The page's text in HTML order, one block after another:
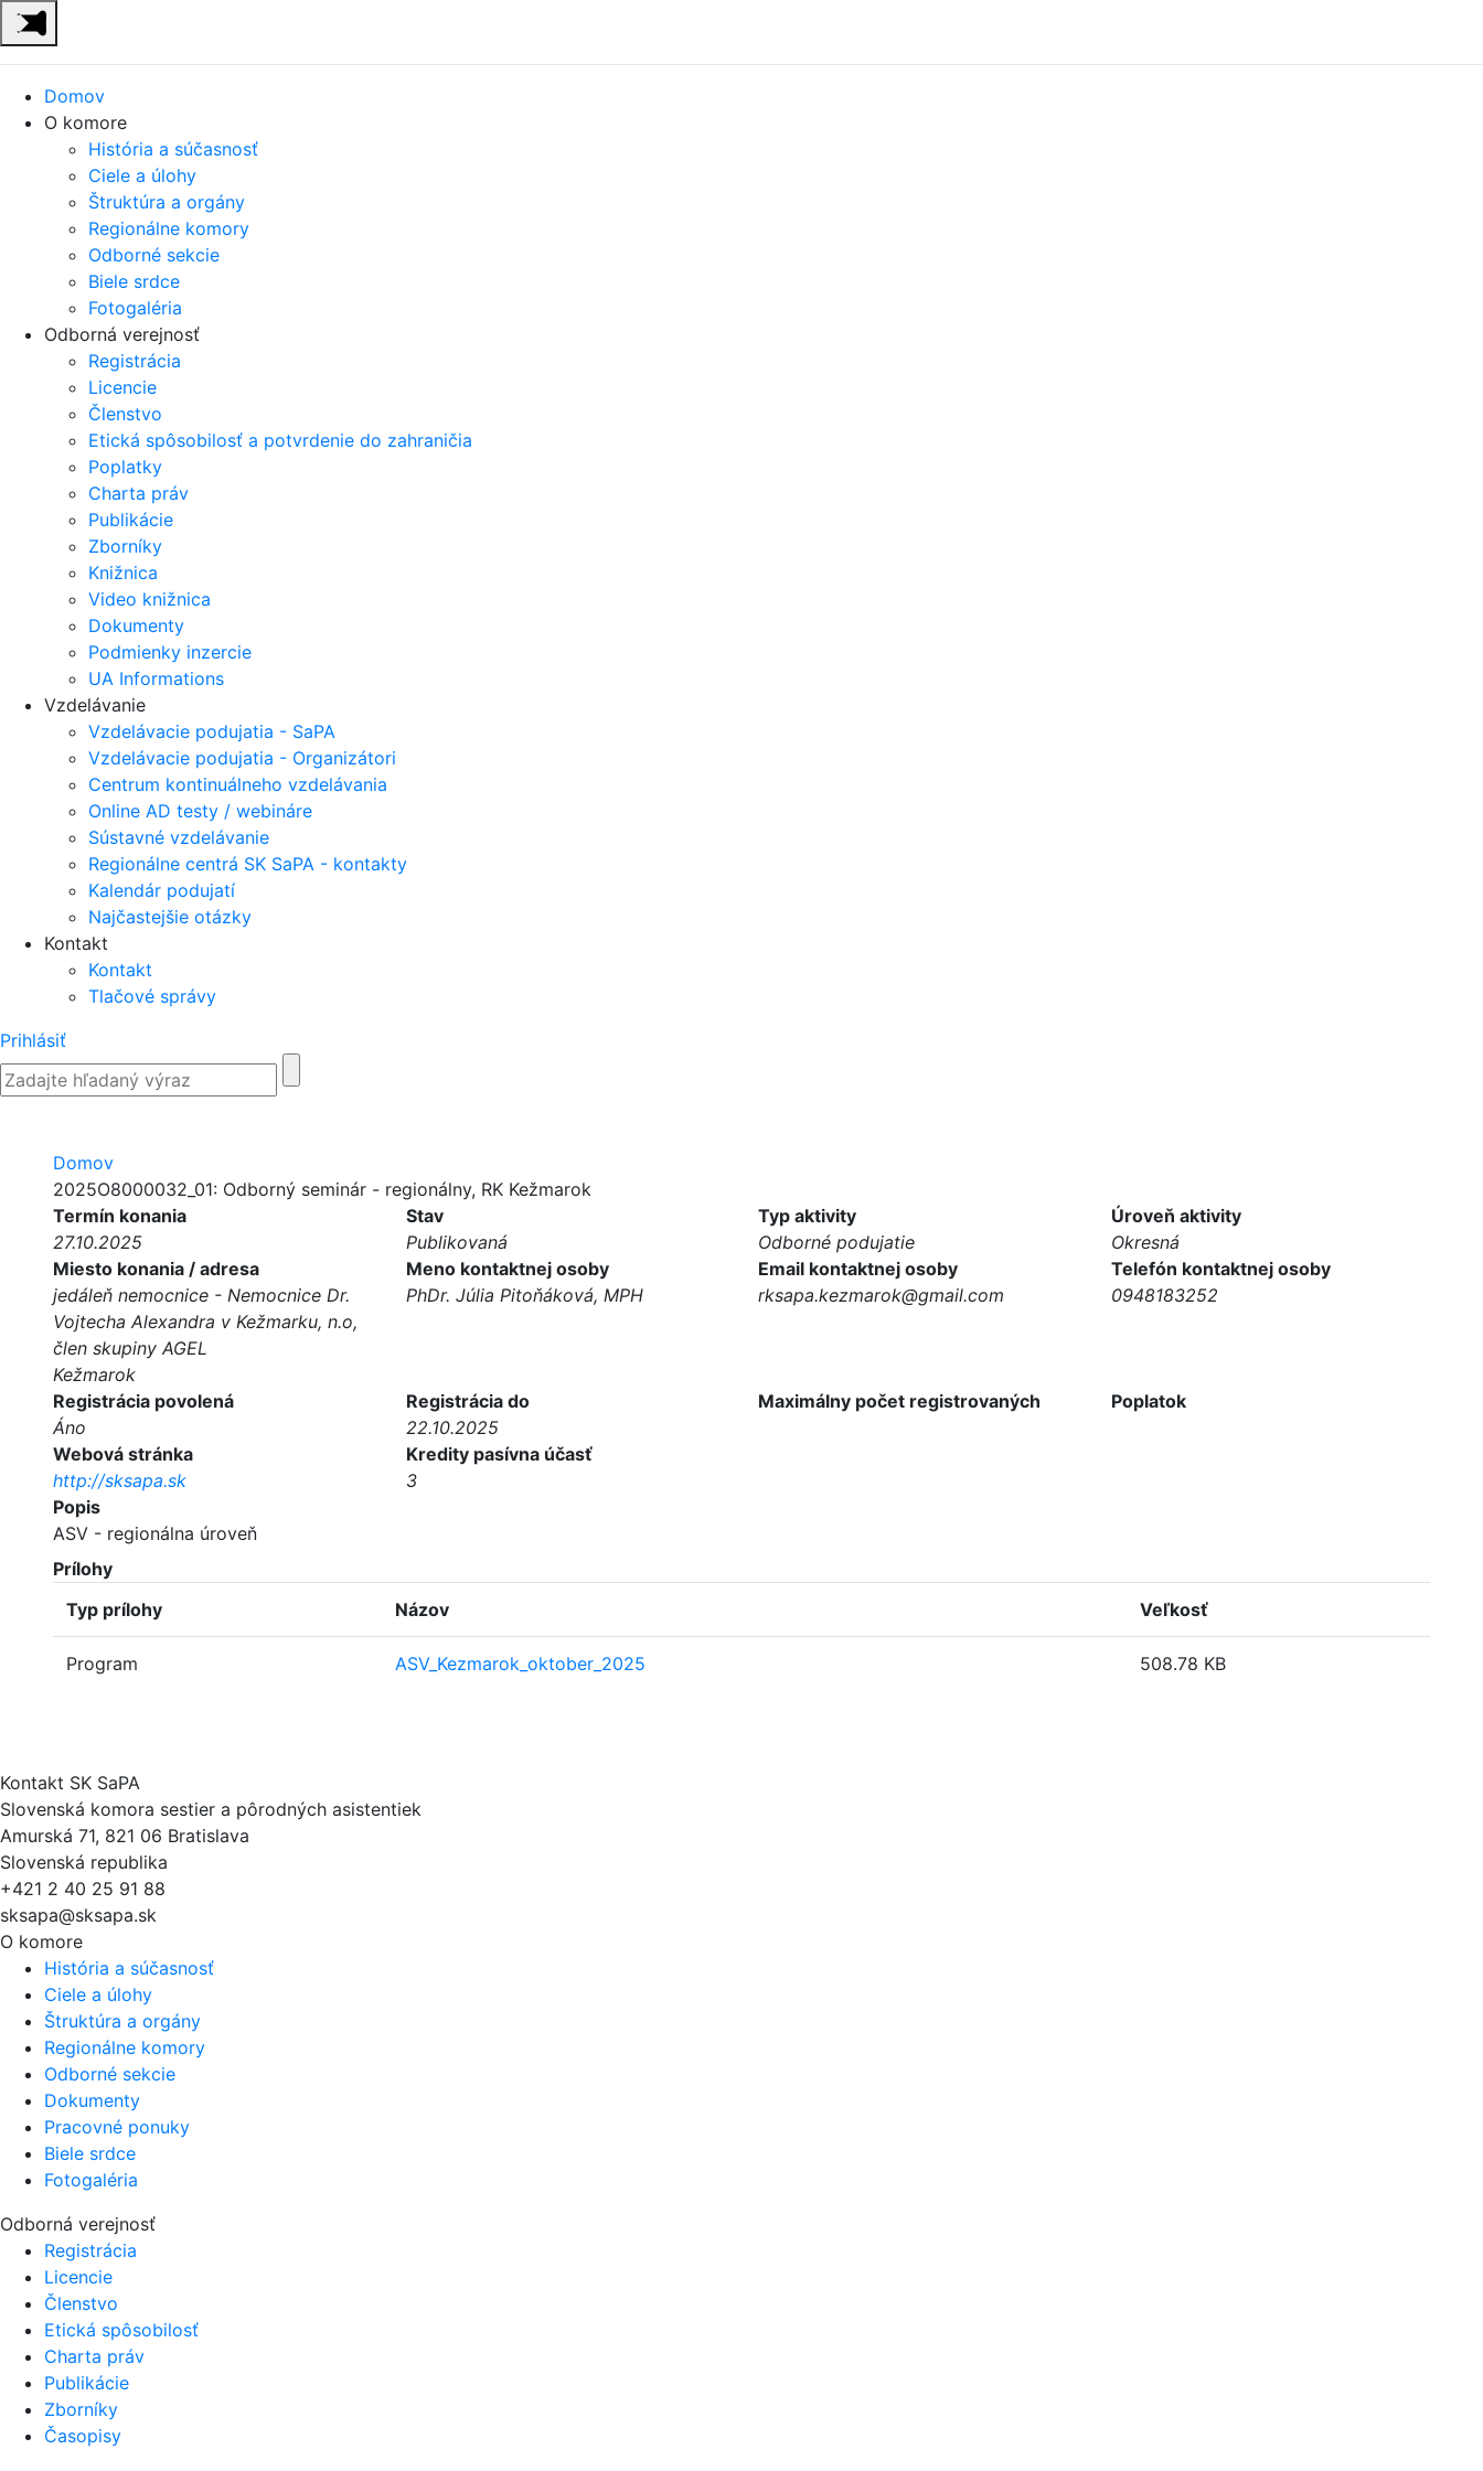
Domov
O komore
História a súčasnosť
Ciele a úlohy
Štruktúra a orgány
Regionálne komory
Odborné sekcie
Biele srdce
Fotogaléria
Odborná verejnosť
Registrácia
Licencie
Členstvo
Etická spôsobilosť a potvrdenie do zahraničia
Poplatky
Charta práv
Publikácie
Zborníky
Knižnica
Video knižnica
Dokumenty
Podmienky inzercie
UA Informations
Vzdelávanie
Vzdelávacie podujatia - SaPA
Vzdelávacie podujatia - Organizátori
Centrum kontinuálneho vzdelávania
Online AD testy / webináre
Sústavné vzdelávanie
Regionálne centrá SK SaPA - kontakty
Kalendár podujatí
Najčastejšie otázky
Kontakt
Kontakt
Tlačové správy
Prihlásiť
Domov
2025O8000032_01: Odborný seminár - regionálny, RK Kežmarok
Termín konania
27.10.2025
Stav
Publikovaná
Typ aktivity
Odborné podujatie
Úroveň aktivity
Okresná
Miesto konania / adresa
jedáleň nemocnice - Nemocnice Dr.
Vojtecha Alexandra v Kežmarku, n.o,
člen skupiny AGEL
Kežmarok
Meno kontaktnej osoby
PhDr. Júlia Pitoňáková, MPH
Email kontaktnej osoby
rksapa.kezmarok@gmail.com
Telefón kontaktnej osoby
0948183252
Registrácia povolená
Áno
Registrácia do
22.10.2025
Maximálny počet registrovaných Poplatok
Webová stránka
http://sksapa.sk
Kredity pasívna účasť
3
Popis
ASV - regionálna úroveň
Prílohy
Typ prílohy
Názov Veľkosť
Program ASV_Kezmarok_oktober_2025 508.78 KB
Kontakt SK SaPA
Slovenská komora sestier a pôrodných asistentiek
Amurská 71, 821 06 Bratislava
Slovenská republika
+421 2 40 25 91 88
sksapa@sksapa.sk
O komore
História a súčasnosť
Ciele a úlohy
Štruktúra a orgány
Regionálne komory
Odborné sekcie
Dokumenty
Pracovné ponuky
Biele srdce
Fotogaléria
Odborná verejnosť
Registrácia
Licencie
Členstvo
Etická spôsobilosť
Charta práv
Publikácie
Zborníky
Časopisy